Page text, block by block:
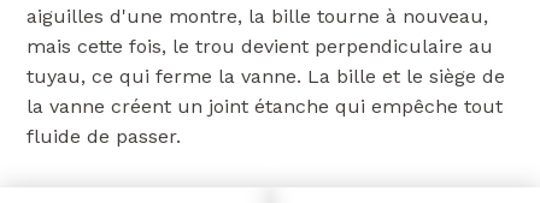
aiguilles d'une montre, la bille tourne à nouveau,
mais cette fois, le trou devient perpendiculaire au
tuyau, ce qui ferme la vanne. La bille et le siège de
la vanne créent un joint étanche qui empêche tout
fluide de passer.